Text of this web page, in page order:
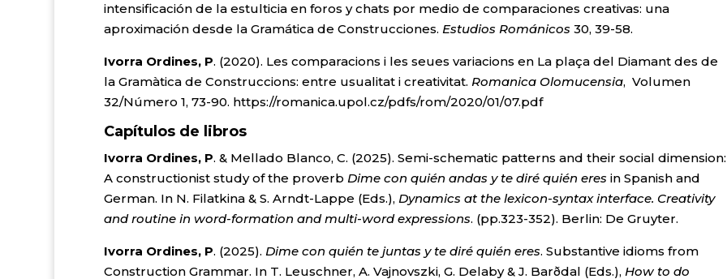
intensificación de la estulticia en foros y chats por medio de comparaciones creativas: una
aproximación desde la Gramática de Construcciones. Estudios Románicos 30, 39-58.
Ivorra Ordines, P. (2020). Les comparacions i les seues variacions en La plaça del Diamant des de
la Gramàtica de Construccions: entre usualitat i creativitat. Romanica Olomucensia, Volumen
32/Número 1, 73-90. https://romanica.upol.cz/pdfs/rom/2020/01/07.pdf
Capítulos de libros
Ivorra Ordines, P. & Mellado Blanco, C. (2025). Semi-schematic patterns and their social dimension:
A constructionist study of the proverb Dime con quién andas y te diré quién eres in Spanish and
German. In N. Filatkina & S. Arndt-Lappe (Eds.), Dynamics at the lexicon-syntax interface. Creativity
and routine in word-formation and multi-word expressions. (pp.323-352). Berlin: De Gruyter.
Ivorra Ordines, P. (2025). Dime con quién te juntas y te diré quién eres. Substantive idioms from
Construction Grammar. In T. Leuschner, A. Vajnovszki, G. Delaby & J. Barðdal (Eds.), How to do